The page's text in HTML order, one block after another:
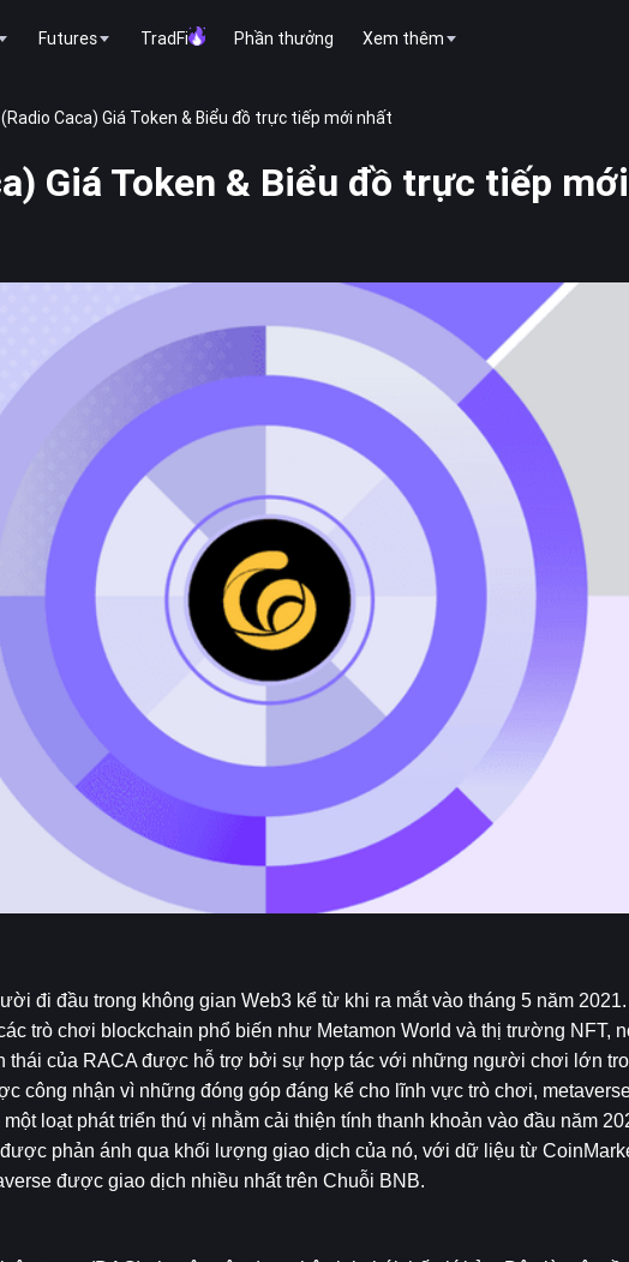
Futures TradFi Phần thưởng Xem thêm
(Radio Caca) Giá Token & Biểu đồ trực tiếp mới nhất
Giá Token & Biểu đồ trực tiếp
đi đầu trong không gian Web3 kể từ khi ra mắt vào tháng 5 năm
trò chơi blockchain phổ biến như Metamon World và thị trường NFT,
thái của RACA được hỗ trợ bởi sự hợp tác với những người chơi lớn
công nhận vì những đóng góp đáng kể cho lĩnh vực trò chơi,
loạt phát triển thú vị nhằm cải thiện tính thanh khoản vào đầu năm
phản ánh qua khối lượng giao dịch của nó, với dữ liệu từ
được giao dịch nhiều nhất trên Chuỗi BNB.